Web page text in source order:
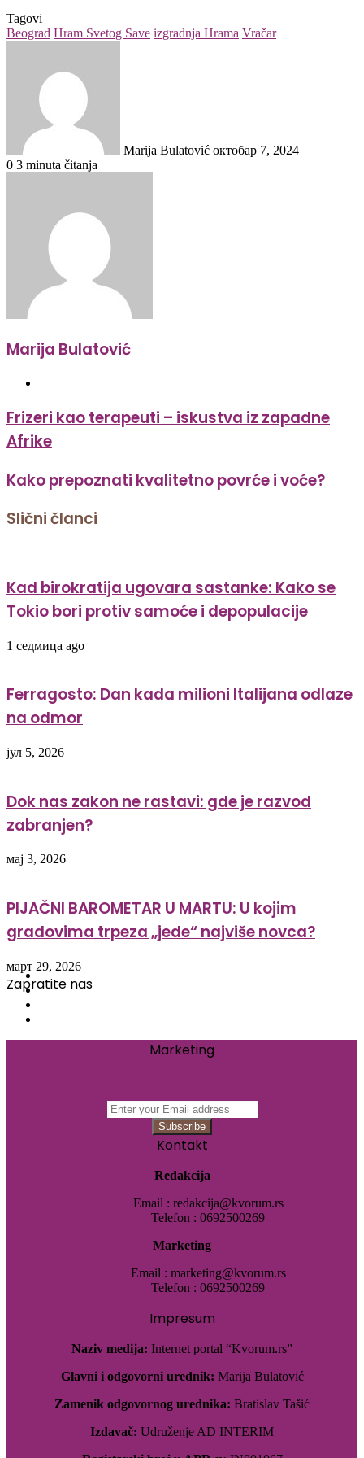
Tagovi
Beograd Hram Svetog Save izgradnja Hrama Vračar
Marija Bulatović октобар 7, 2024
0 3 minuta čitanja
Marija Bulatović
Frizeri kao terapeuti – iskustva iz zapadne
Afrike
Kako prepoznati kvalitetno povrće i voće?
Slični članci
Kad birokratija ugovara sastanke: Kako se
Tokio bori protiv samoće i depopulacije
1 седмица ago
Ferragosto: Dan kada milioni Italijana odlaze
na odmor
јул 5, 2026
Dok nas zakon ne rastavi: gde je razvod
zabranjen?
мај 3, 2026
PIJAČNI BAROMETAR U MARTU: U kojim
gradovima trpeza „jede“ najviše novca?
март 29, 2026
Zapratite nas
Facebook
Twitter
Marketing
Enter
your
Kontakt
Redakcija
Email : redakcija@kvorum.rs
Telefon : 0692500269
Marketing
Email : marketing@kvorum.rs
Telefon : 0692500269
Impresum
Naziv medija: Internet portal “Kvorum.rs”
Glavni i odgovorni urednik: Marija Bulatović
Zamenik odgovornog urednika: Bratislav Tašić
Izdavač: Udruženje AD INTERIM